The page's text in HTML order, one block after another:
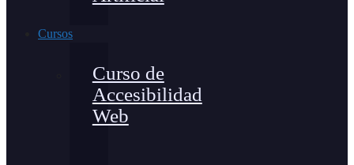
Cursos
Curso de
Accesibilidad
Web